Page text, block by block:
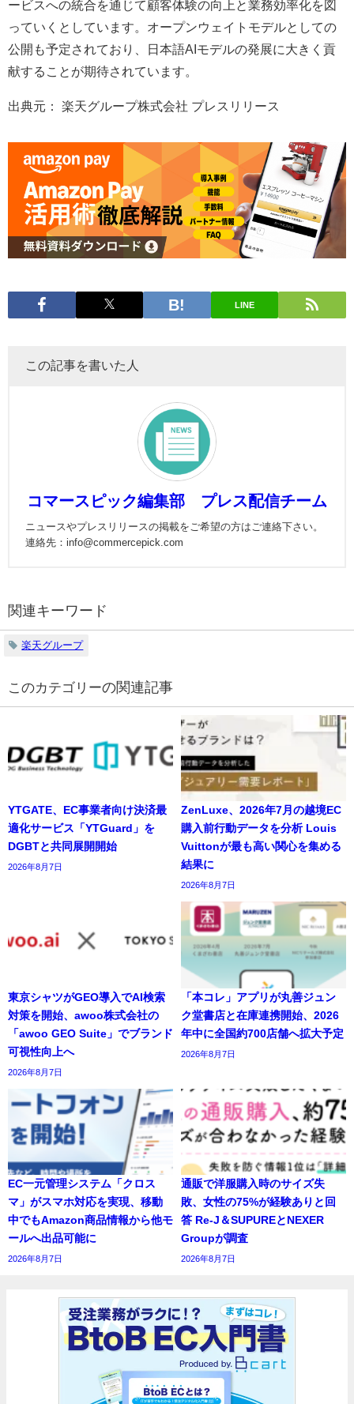
ービスへの統合を通じて顧客体験の向上と業務効率化を図
っていくとしています。オープンウェイトモデルとしての
公開も予定されており、日本語AIモデルの発展に大きく貢
献することが期待されています。
出典元： 楽天グループ株式会社 プレスリリース
LINE
この記事を書いた人
コマースピック編集部 プレス配信チーム
ニュースやプレスリリースの掲載をご希望の方はご連絡下さい。
連絡先：info@commercepick.com
関連キーワード
楽天グループ
の関連記事
YTGATE、EC事業者向け決済最
適化サービス「YTGuard」を
DGBTと共同展開開始
2026年8月7日
ZenLuxe、2026年7月の越境EC
購入前行動データを分析 Louis
Vuittonが最も高い関心を集める
結果に
2026年8月7日
東京シャツがGEO導入でAI検索
対策を開始、awoo株式会社の
「awoo GEO Suite」でブランド
可視性向上へ
2026年8月7日
「本コレ」アプリが丸善ジュン
ク堂書店と在庫連携開始、2026
年中に全国約700店舗へ拡大予定
2026年8月7日
EC一元管理システム「クロス
マ」がスマホ対応を実現、移動
中でもAmazon商品情報から他モ
ールへ出品可能に
2026年8月7日
通販で洋服購入時のサイズ失
敗、女性の75%が経験ありと回
答 Re-J＆SUPUREとNEXER
Groupが調査
2026年8月7日